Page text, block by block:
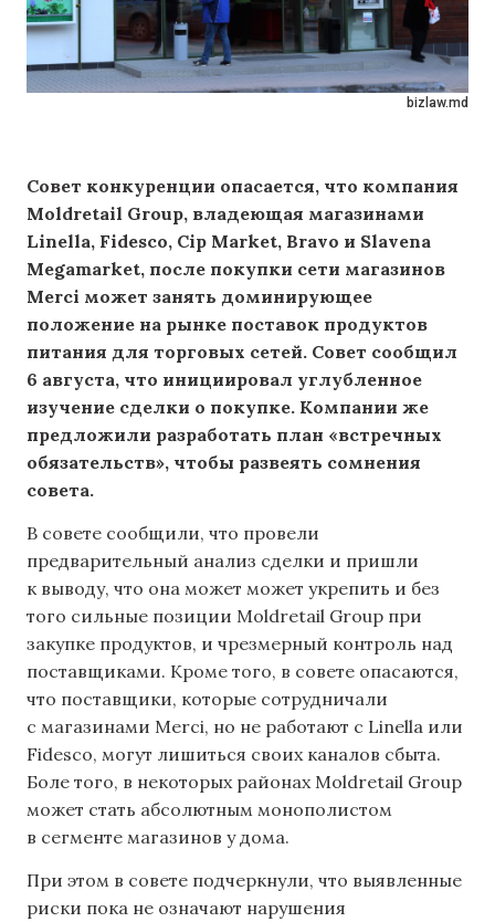
bizlaw.md
Совет конкуренции опасается, что компания
Moldretail Group, владеющая магазинами
Linella, Fidesco, Cip Market, Bravo и Slavena
Megamarket, после покупки сети магазинов
Merci может занять доминирующее
положение на рынке поставок продуктов
питания для торговых сетей. Совет сообщил
6 августа, что инициировал углубленное
изучение сделки о покупке. Компании же
предложили разработать план «встречных
обязательств», чтобы развеять сомнения
совета.
В совете сообщили, что провели
предварительный анализ сделки и пришли
к выводу, что она может может укрепить и без
того сильные позиции Moldretail Group при
закупке продуктов, и чрезмерный контроль над
поставщиками. Кроме того, в совете опасаются,
что поставщики, которые сотрудничали
с магазинами Merci, но не работают с Linella или
Fidesco, могут лишиться своих каналов сбыта.
Боле того, в некоторых районах Moldretail Group
может стать абсолютным монополистом
в сегменте магазинов у дома.
При этом в совете подчеркнули, что выявленные
риски пока не означают нарушения